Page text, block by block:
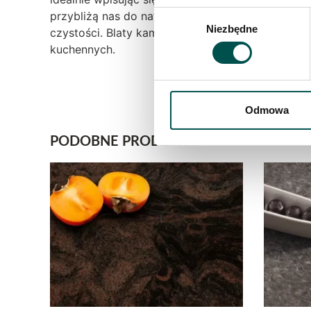
Wybór
zgody
Niezbędne
Odmowa
przybliżą nas do natury. Blat kuchenny o takiej
czystości. Blaty kamienne są ponadczasowe i
kuchennych.
PODOBNE PRODUKTY